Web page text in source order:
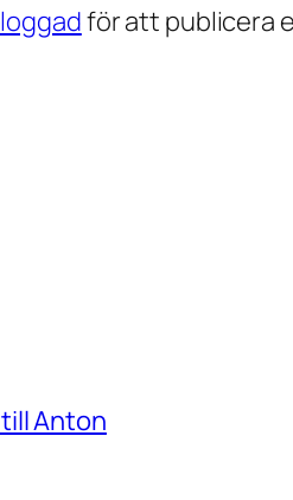
för att publicera
Anton